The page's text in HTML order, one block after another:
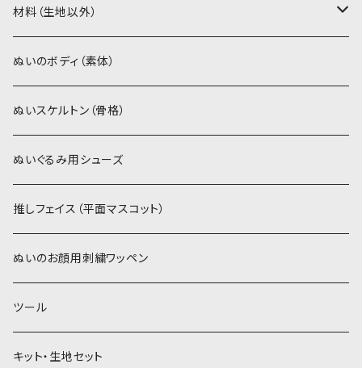
ソフトボア（5mm）
ぬいトリコット
スキンカラー生地
カーリーベルボア
パウダーボア（4mm）
ウィッグボア（8cm）
ソフトボア
スキンカラー系
白系
黄色・クリーム系
ぬいトリコット
スキンカラー系
白系
材料（生地以外）
アイロン接着シート
ステッチカラー
ミニワッペン
リボン
ぬいのボディ（素体）
ぬいスケルトン（骨格）
ぬいぐるみ用シューズ
推しフェイス（平面マスコット）
ぬいのお顔用刺繍ワッペン
ツール
キット・生地セット